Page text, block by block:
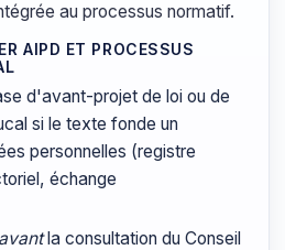
au processus normatif.
AIPD ET PROCESSUS
d'avant-projet de loi ou de
si le texte fonde un
personnelles (registre
échange
avantla consultation du Conseil